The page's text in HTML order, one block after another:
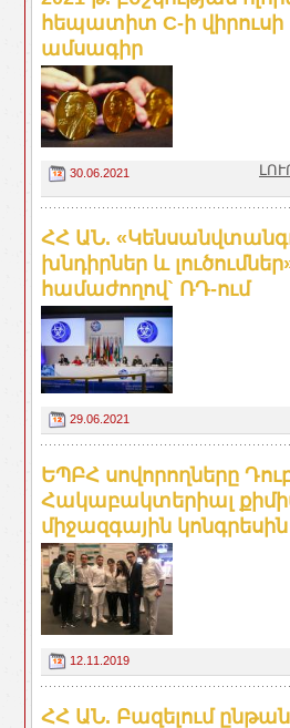
հեպատիտ C-ի
ամսագիր
30.06.2021
ՀՀ ԱՆ.
խնդիրներ և
համաժողով` ՌԴ-ում
29.06.2021
ԵՊԲՀ սովորողները
Հակաբակտերիալ
միջազգային կոնգրեսին
12.11.2019
ՀՀ ԱՆ. Բազելում